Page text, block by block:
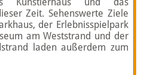
Künstlerhaus und das
Zeit. Sehenswerte Ziele
der Erlebnisspielpark
am Weststrand und der
laden außerdem zum